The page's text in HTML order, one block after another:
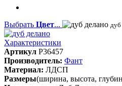
Выбрать Цвет... дуб
Характеристики
Артикул P36457
Производитель: Фант
Материал: ЛДСП
Размеры(ширина, высота,